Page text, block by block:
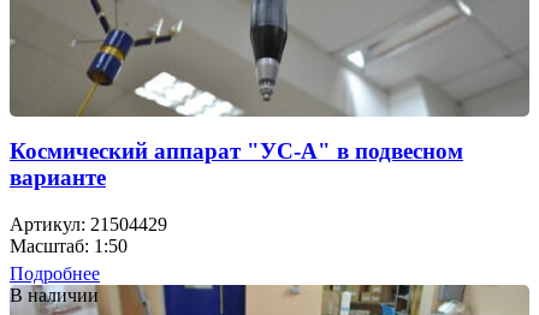
Космический аппарат "УС-А" в подвесном
варианте
Артикул: 21504429
Масштаб: 1:50
Подробнее
В наличии